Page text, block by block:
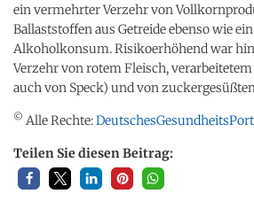
ein vermehrter Verzehr von
Ballaststoffen aus Getreide ebenso wie
Alkoholkonsum. Risikoerhöhend war
Verzehr von rotem Fleisch,
auch von Speck) und von
© Alle Rechte:
Teilen Sie diesen Beitrag: